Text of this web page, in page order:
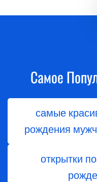
Самое
самые
рождения
открытки